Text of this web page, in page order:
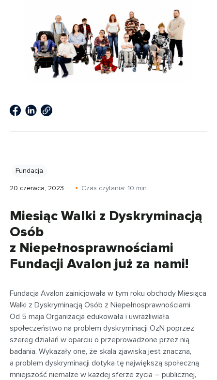
Fundacja
20 czerwca, 2023 Czas czytania: 10 min
Miesiąc Walki z Dyskryminacją
Osób
z Niepełnosprawnościami
Fundacji Avalon już za nami!
Fundacja Avalon zainicjowała w tym roku obchody Miesiąca
Walki z Dyskryminacją Osób z Niepełnosprawnościami.
Od 5 maja Organizacja edukowała i uwrażliwiała
społeczeństwo na problem dyskryminacji OzN poprzez
szereg działań w oparciu o przeprowadzone przez nią
badania. Wykazały one, że skala zjawiska jest znaczna,
a problem dyskryminacji dotyka tę największą społeczną
mniejszość niemalże w każdej sferze życia – publicznej,